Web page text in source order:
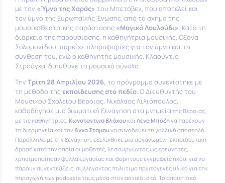
με τον «Ύμνο της Χαράς» του Μπετόβεν, που αποτελεί και
τον ύμνο της Ευρωπαϊκής Ένωσης, από το σχήμα της
μουσικοθεατρικής παράστασης «Μαγικό Λουλούδι». Κατά τη
διάρκεια της παρουσίασης, η καθηγήτρια μουσικής, Οξάνα
Σολομονίδου, παρείχε πληροφορίες για τον ύμνο και τη
σύνθεσή του, ενώ ο καθηγητής μουσικής, Κλαούντιο
Στρούγκα, διηύθυνε το μουσικό σύνολο.
Την Τρίτη 28 Απριλίου 2026, το πρόγραμμα συνεχίστηκε με
τη μέθοδο τηςεκπαίδευσης στο πεδίο. Ο Διευθυντής του
Μουσικού Σχολείου Βέροιας, Νικόλαος Λιλιόπουλος,
καθοδήγησε μια βιωματική ξενάγηση στα μνημεία της Βέροιας,
με τις καθηγήτριες, Κωνσταντίνα Βλάχου καιΛένα Μπόζηνα παρέχουν
τη διερμηνεία και τηνΆννα Στάμουνα συνοδεύει τη γαλλική αποστολή.
Παράλληλα με την ξενάγηση, εξελίχθηκε μια οργανωμένη εκπαιδευτική
δράση κατά την οποία οι μαθητές, λειτουργώντας ως ερευνητές,
χρησιμοποίησαν φύλλα εργασίας και φορητούς εγγραφείς ήχου, για να
πάρουν συνεντεύξεις, συλλέγοντας πολύτιμο πρωτογενές υλικό για την
παραγωγή των podcasts τους μέσα στον αστικό ιστό. Το απαιτητικό